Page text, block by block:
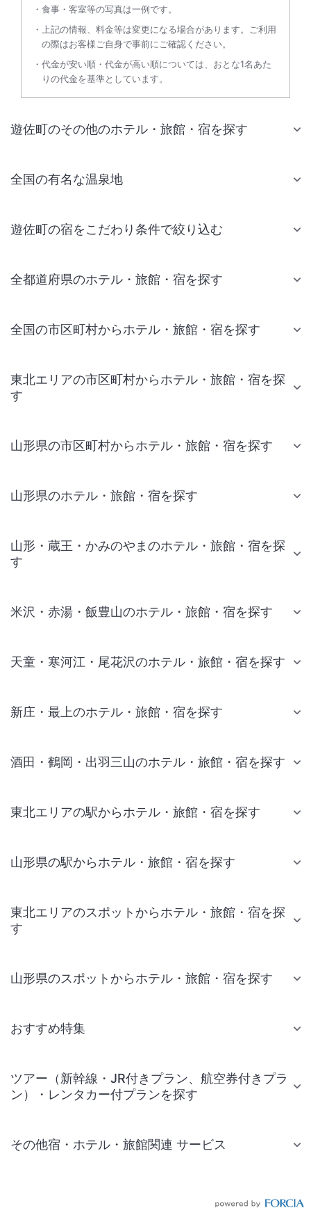
食事・客室等の写真は一例です。
上記の情報、料金等は変更になる場合があります。ご利用
の際はお客様ご自身で事前にご確認ください。
代金が安い順・代金が高い順については、おとな1名あた
りの代金を基準としています。
遊佐町のその他のホテル・旅館・宿を探す
全国の有名な温泉地
遊佐町の宿をこだわり条件で絞り込む
全都道府県のホテル・旅館・宿を探す
全国の市区町村からホテル・旅館・宿を探す
東北エリアの市区町村からホテル・旅館・宿を探
す
山形県の市区町村からホテル・旅館・宿を探す
山形県のホテル・旅館・宿を探す
山形・蔵王・かみのやまのホテル・旅館・宿を探
す
米沢・赤湯・飯豊山のホテル・旅館・宿を探す
天童・寒河江・尾花沢のホテル・旅館・宿を探す
新庄・最上のホテル・旅館・宿を探す
酒田・鶴岡・出羽三山のホテル・旅館・宿を探す
東北エリアの駅からホテル・旅館・宿を探す
山形県の駅からホテル・旅館・宿を探す
東北エリアのスポットからホテル・旅館・宿を探
す
山形県のスポットからホテル・旅館・宿を探す
おすすめ特集
ツアー（新幹線・JR付きプラン、航空券付きプラ
ン）・レンタカー付プランを探す
その他宿・ホテル・旅館関連 サービス